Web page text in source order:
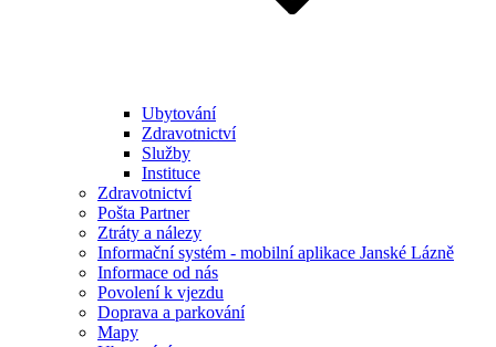
Ubytování
Zdravotnictví
Služby
Instituce
Zdravotnictví
Pošta Partner
Ztráty a nálezy
Informační systém - mobilní aplikace Janské Lázně
Informace od nás
Povolení k vjezdu
Doprava a parkování
Mapy